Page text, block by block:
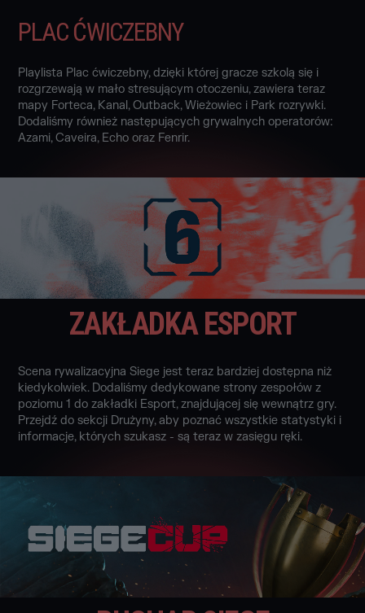
PLAC ĆWICZEBNY
Playlista Plac ćwiczebny, dzięki której gracze szkolą się i
rozgrzewają w mało stresującym otoczeniu, zawiera teraz
mapy Forteca, Kanal, Outback, Wieżowiec i Park rozrywki.
Dodaliśmy również następujących grywalnych operatorów:
Azami, Caveira, Echo oraz Fenrir.
ZAKŁADKA ESPORT
Scena rywalizacyjna Siege jest teraz bardziej dostępna niż
kiedykolwiek. Dodaliśmy dedykowane strony zespołów z
poziomu 1 do zakładki Esport, znajdującej się wewnątrz gry.
Przejdź do sekcji Drużyny, aby poznać wszystkie statystyki i
informacje, których szukasz - są teraz w zasięgu ręki.